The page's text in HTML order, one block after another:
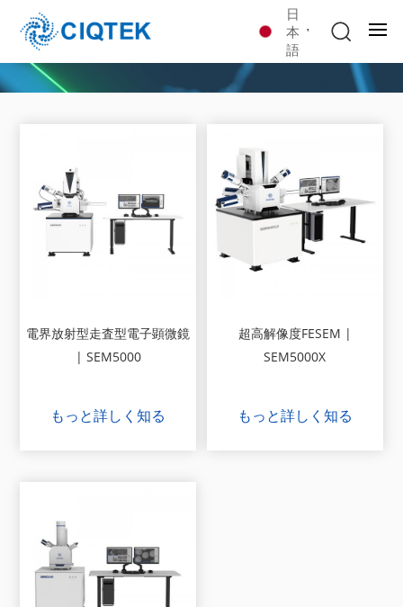
日
本
語
電界放射型走査型電子顕微鏡
| SEM5000
もっと詳しく知る
超高解像度FESEM |
SEM5000X
もっと詳しく知る